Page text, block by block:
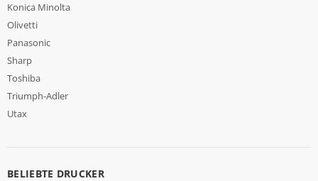
Konica Minolta
Olivetti
Panasonic
Sharp
Toshiba
Triumph-Adler
Utax
BELIEBTE DRUCKER